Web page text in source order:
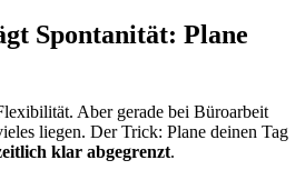
Spontanität: Plane
Aber gerade bei Büroarbeit
liegen. Der Trick: Plane deinen Tag
klar abgegrenzt.